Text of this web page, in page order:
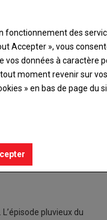
pluvieux du
fonctionnement des
Accepter », vous
vos données à caractère
moment revenir sur
» en bas de page du